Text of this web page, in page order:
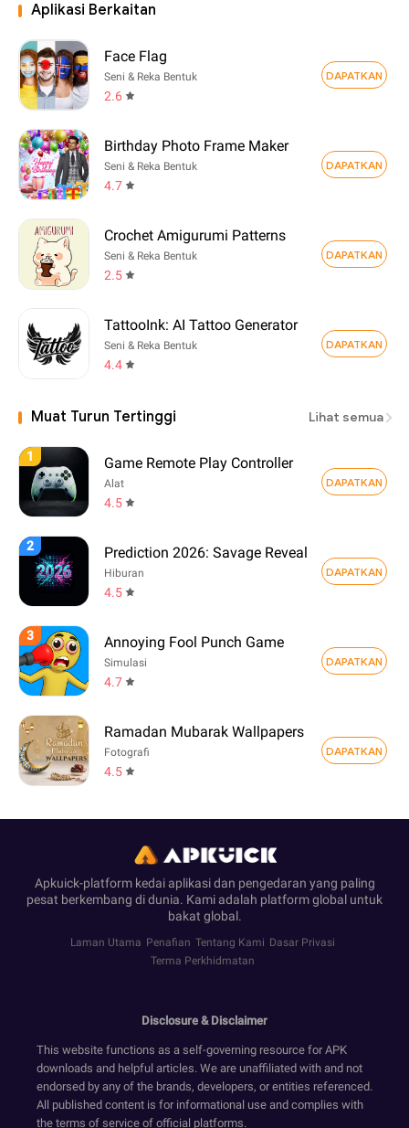
Aplikasi Berkaitan
Face Flag
Seni & Reka Bentuk
2.6
DAPATKAN
Birthday Photo Frame Maker
Seni & Reka Bentuk
4.7
DAPATKAN
Crochet Amigurumi Patterns
Seni & Reka Bentuk
2.5
DAPATKAN
TattooInk: AI Tattoo Generator
Seni & Reka Bentuk
4.4
DAPATKAN
Muat Turun Tertinggi Lihat semua
1 Game Remote Play Controller
Alat
4.5
DAPATKAN
2 Prediction 2026: Savage Reveal
Hiburan
4.5
DAPATKAN
3 Annoying Fool Punch Game
Simulasi
4.7
DAPATKAN
Ramadan Mubarak Wallpapers
Fotografi
4.5
DAPATKAN
Apkuick-platform kedai aplikasi dan pengedaran yang paling
pesat berkembang di dunia. Kami adalah platform global untuk
bakat global.
Laman Utama Penafian Tentang Kami Dasar Privasi
Terma Perkhidmatan
Disclosure & Disclaimer
This website functions as a self-governing resource for APK
downloads and helpful articles. We are unaffiliated with and not
endorsed by any of the brands, developers, or entities referenced.
All published content is for informational use and complies with
the terms of service of official platforms.